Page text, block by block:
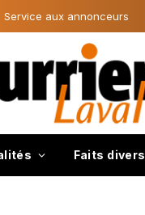
Service aux annonceurs
Faits divers